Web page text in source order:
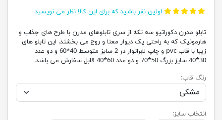
اولین نفر باشید که برای این کالا نظر می نویسید
تابلو مدرن دکوراتیو سه تکه از سری تابلوهای مدرن با طرح های جذاب و
هارمونیک که به راحتی یک دیوار معنا و روح می بخشند. این تابلو های
زیبا با قاب pvc و چاپ لابراتوار در 2 سایز متوسط 40*60 و دو عدد
30*40 سایز بزرگ 50*70 و دو عدد 60*40 قابل سفارش می باشد.
رنگ قاب:
انتخاب سایز: